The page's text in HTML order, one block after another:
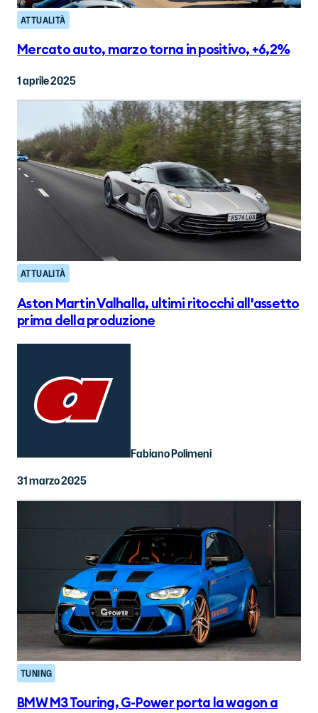
ATTUALITÀ
Mercato auto, marzo torna in positivo, +6,2%
1 aprile 2025
ATTUALITÀ
Aston Martin Valhalla, ultimi ritocchi all'assetto
prima della produzione
Fabiano Polimeni
31 marzo 2025
TUNING
BMW M3 Touring, G-Power porta la wagon a